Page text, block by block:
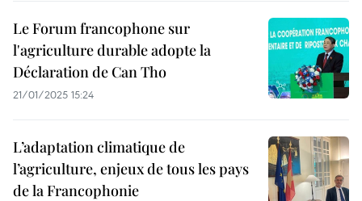
Le Forum francophone sur
l'agriculture durable adopte la
Déclaration de Can Tho
21/01/2025 15:24
L’adaptation climatique de
l’agriculture, enjeux de tous les pays
de la Francophonie